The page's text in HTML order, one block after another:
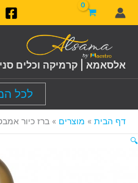
דילוג
לתוכן
אלסאמא | קרמיקה וכלים
לכל
דף הבית מוצרים
ברז כיור
🔍